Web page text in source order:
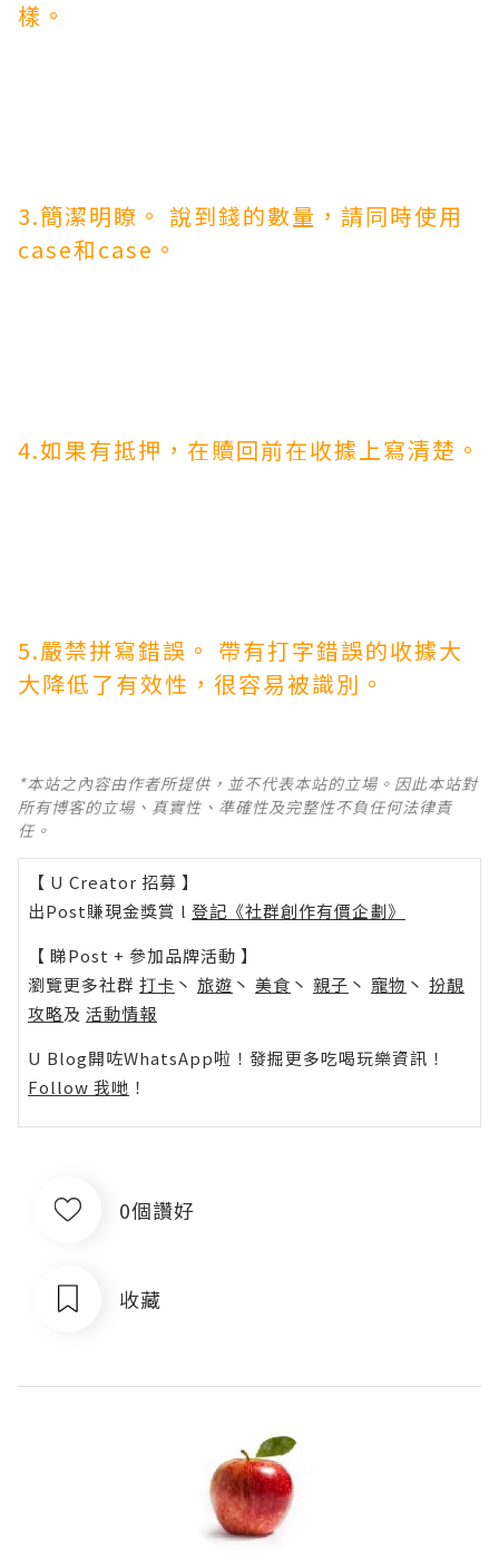
樣。
3.簡潔明瞭。 說到錢的數量，請同時使用
case和case。
4.如果有抵押，在贖回前在收據上寫清楚。
5.嚴禁拼寫錯誤。 帶有打字錯誤的收據大
大降低了有效性，很容易被識別。
*本站之內容由作者所提供，並不代表本站的立場。因此本站對
所有博客的立場、真實性、準確性及完整性不負任何法律責
任。
【 U Creator 招募 】
出Post賺現金獎賞 l 登記《社群創作有價企劃》
【 睇Post + 參加品牌活動 】
瀏覽更多社群 打卡 丶 旅遊 丶 美食 丶 親子 丶 寵物 丶 扮靚
攻略及 活動情報
U Blog開咗WhatsApp啦！發掘更多吃喝玩樂資訊！
Follow 我哋 ！
0個讚好
收藏